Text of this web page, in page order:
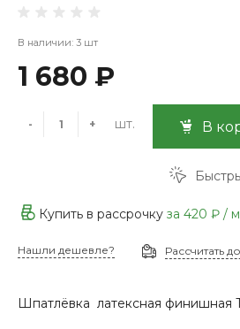
В наличии: 3 шт
1 680 ₽
- + шт. В
Купить в рассрочку за 420 ₽ /
Нашли дешевле? Рассчитать
Шпатлёвка латексная финишная